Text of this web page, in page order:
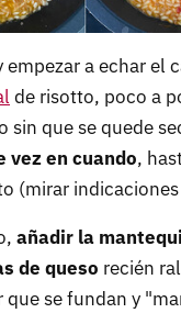
empezar a echar el
de risotto, poco a
sin que se quede
vez en cuando,
(mirar
añadir la
de queso recién
que se fundan y